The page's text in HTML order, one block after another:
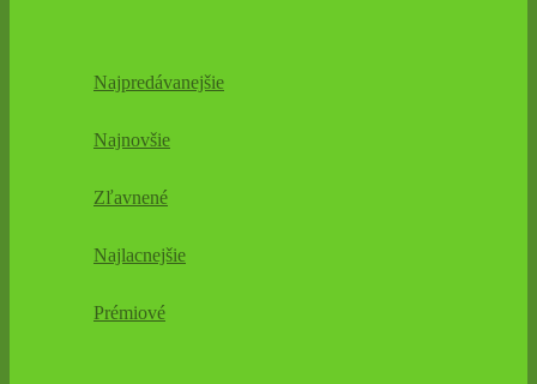
Najpredávanejšie
Najnovšie
Zľavnené
Najlacnejšie
Prémiové